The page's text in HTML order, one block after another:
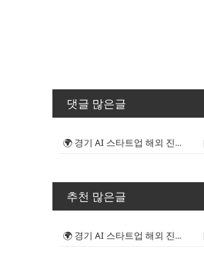
댓글 많은글
🌍 경기 AI 스타트업 해외 진출 판...
추천 많은글
🌍 경기 AI 스타트업 해외 진출 판...